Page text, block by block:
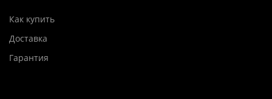
Как купить
Доставка
Гарантия